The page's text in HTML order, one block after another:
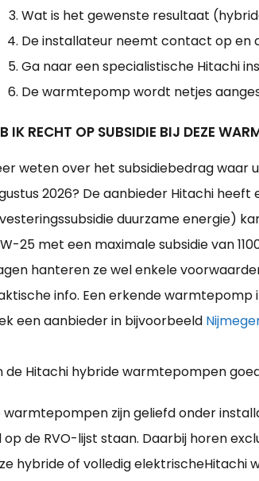
Wat is het gewenste resultaat
De installateur neemt contact op en
Ga naar een specialistische Hitachi
De warmtepomp wordt netjes
IK RECHT OP SUBSIDIE BIJ DEZE
weten over het subsidiebedrag
2026? De aanbieder Hitachi heeft
duurzame energie)
25 met een maximale subsidie van
hanteren ze wel enkele
info. Een erkende warmtepomp
een aanbieder in bijvoorbeeld
de Hitachi hybride warmtepompen
warmtepompen zijn geliefd onder
op de RVO-lijst staan. Daarbij horen
hybride of volledig elektrischeHitachi